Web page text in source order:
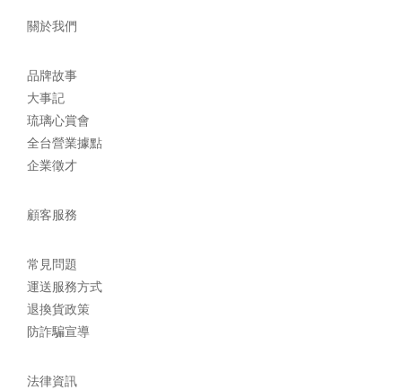
關於我們
品牌故事
大事記
琉璃心賞會
全台營業據點
企業徵才
顧客服務
常見問題
運送服務方式
退換貨政策
防詐騙宣導
法律資訊